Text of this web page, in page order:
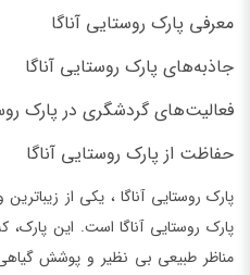
معرفی پارک روستایی آناگا
جاذبه‌های پارک روستایی آناگا
فعالیت‌های گردشگری در پارک
حفاظت از پارک روستایی آناگا
پارک روستایی آناگا ، یکی از زیباترین
پارک روستایی آناگا است. این پارک،
مناظر طبیعی بی نظیر و پوشش